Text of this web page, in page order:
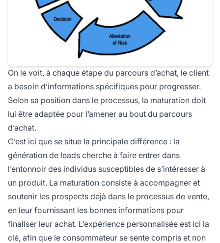
On le voit, à chaque étape du parcours d’achat, le client
a besoin d’informations spécifiques pour progresser.
Selon sa position dans le processus, la maturation doit
lui être adaptée pour l’amener au bout du parcours
d’achat.
C’est ici que se situe la principale différence : la
génération de leads cherche à faire entrer dans
l’entonnoir des individus susceptibles de s’intéresser à
un produit. La maturation consiste à accompagner et
soutenir les prospects déjà dans le processus de vente,
en leur fournissant les bonnes informations pour
finaliser leur achat. L’expérience personnalisée est ici la
clé, afin que le consommateur se sente compris et non